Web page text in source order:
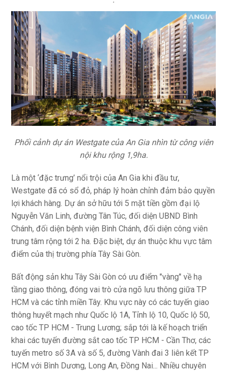
Phối cảnh dự án Westgate của An Gia nhìn từ công viên
nội khu rộng 1,9ha.
Là một ‘đặc trưng’ nổi trội của An Gia khi đầu tư,
Westgate đã có sổ đỏ, pháp lý hoàn chỉnh đảm bảo quyền
lợi khách hàng. Dự án sở hữu tới 5 mặt tiền gồm đại lộ
Nguyễn Văn Linh, đường Tân Túc, đối diện UBND Bình
Chánh, đối diện bệnh viện Bình Chánh, đối diện công viên
trung tâm rộng tới 2 ha. Đặc biệt, dự án thuộc khu vực tâm
điểm của thị trường phía Tây Sài Gòn.
Bất động sản khu Tây Sài Gòn có ưu điểm "vàng" về hạ
tầng giao thông, đóng vai trò cửa ngõ lưu thông giữa TP
HCM và các tỉnh miền Tây. Khu vực này có các tuyến giao
thông huyết mạch như Quốc lộ 1A, Tỉnh lộ 10, Quốc lộ 50,
cao tốc TP HCM - Trung Lương; sắp tới là kế hoạch triển
khai các tuyến đường sắt cao tốc TP HCM - Cần Thơ, các
tuyến metro số 3A và số 5, đường Vành đai 3 liên kết TP
HCM với Bình Dương, Long An, Đồng Nai... Nhiều chuyên